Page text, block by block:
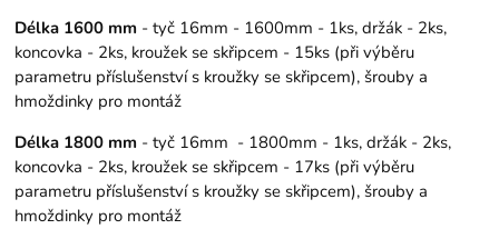
Délka 1600 mm - tyč 16mm - 1600mm - 1ks, držák - 2ks,
koncovka - 2ks, kroužek se skřipcem - 15ks (při výběru
parametru příslušenství s kroužky se skřipcem), šrouby a
hmoždinky pro montáž
Délka 1800 mm - tyč 16mm - 1800mm - 1ks, držák - 2ks,
koncovka - 2ks, kroužek se skřipcem - 17ks (při výběru
parametru příslušenství s kroužky se skřipcem), šrouby a
hmoždinky pro montáž